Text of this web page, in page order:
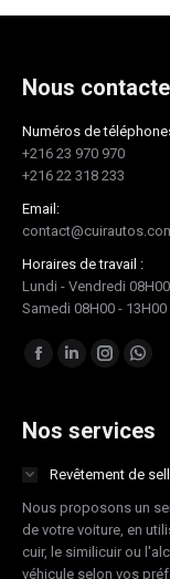
Nous
Numéros de
+216 23 970 970
+216 22 318 233
Email:
Horaires de travail :
Lundi - Vendredi
Samedi 08H00 - 13H00
Trouvez nous sur :
Facebook
opens
new
window
LinkedIn
opens
new
window
Instagram
opens
new
window
opens
new
Nos services
Revêtement de
Nous proposons un
de votre voiture, en
cuir, le similicuir ou
véhicule selon vos